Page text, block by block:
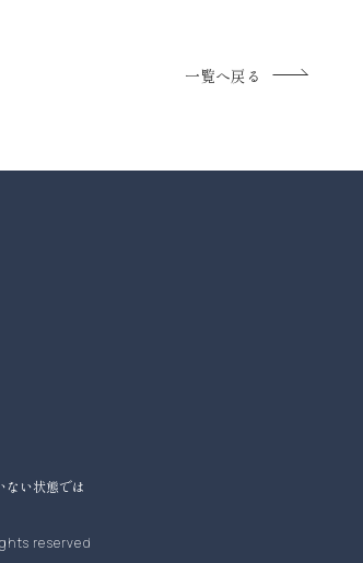
一覧へ戻る
い状態では
reserved